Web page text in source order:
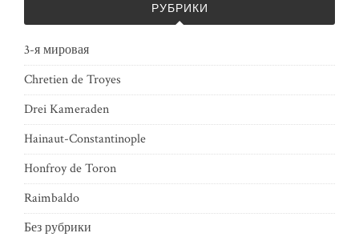
РУБРИКИ
3-я мировая
Chretien de Troyes
Drei Kameraden
Hainaut-Constantinople
Honfroy de Toron
Raimbaldo
Без рубрики